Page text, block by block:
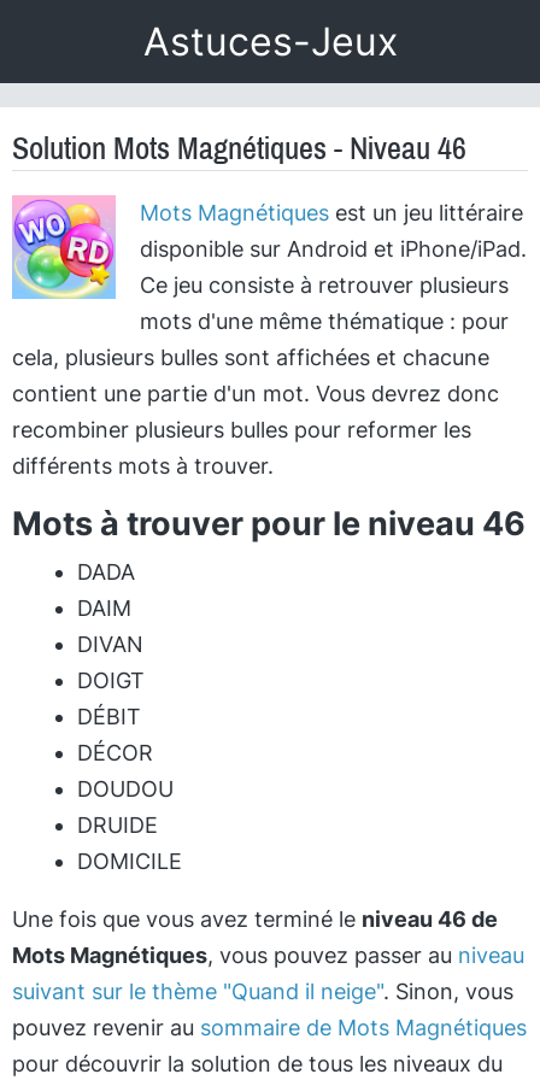
Astuces-Jeux
Solution Mots Magnétiques - Niveau 46
Mots Magnétiquesest un jeu littéraire
disponible sur Android et iPhone/iPad.
Ce jeu consiste à retrouver plusieurs
mots d'une même thématique : pour
cela, plusieurs bulles sont affichées et chacune
contient une partie d'un mot. Vous devrez donc
recombiner plusieurs bulles pour reformer les
différents mots à trouver.
Mots à trouver pour le niveau 46
DADA
DAIM
DIVAN
DOIGT
DÉBIT
DÉCOR
DOUDOU
DRUIDE
DOMICILE
Une fois que vous avez terminé le niveau 46 de
Mots Magnétiques, vous pouvez passer au niveau
suivant sur le thème "Quand il neige". Sinon, vous
pouvez revenir au sommaire de Mots Magnétiques
pour découvrir la solution de tous les niveaux du